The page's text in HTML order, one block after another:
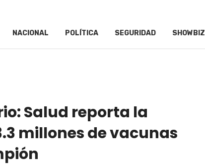
NACIONAL POLÍTICA SEGURIDAD SHOWBIZ
Salud reporta la
millones de vacunas